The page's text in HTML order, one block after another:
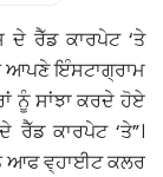
ਦੇ ਰੈੱਡ ਕਾਰਪੇਟ ‘ਤੇ
ਆਪਣੇ ਇੰਸਟਾਗ੍ਰਾਮ
ਨੂੰ ਸਾਂਝਾ ਕਰਦੇ ਹੋਏ
ਰੈੱਡ ਕਾਰਪੇਟ ‘ਤੇ”।
ਆਫ ਵ੍ਹਾਈਟ ਕਲਰ